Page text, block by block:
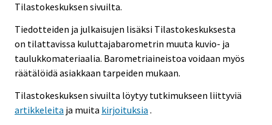
Tilastokeskuksen sivuilta.
Tiedotteiden ja julkaisujen lisäksi Tilastokeskuksesta
on tilattavissa kuluttajabarometrin muuta kuvio- ja
taulukkomateriaalia. Barometriaineistoa voidaan myös
räätälöidä asiakkaan tarpeiden mukaan.
Tilastokeskuksen sivuilta löytyy tutkimukseen liittyviä
artikkeleita ja muita kirjoituksia .